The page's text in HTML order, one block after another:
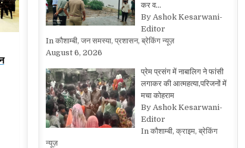
कर व…
By Ashok Kesarwani-
Editor
In कौशाम्बी, जन समस्या, प्रशासन, ब्रेकिंग न्यूज़
August 6, 2026
प्रेम प्रसंग में नाबालिग ने फांसी
लगाकर की आत्महत्या,परिजनों में
मचा कोहराम
By Ashok Kesarwani-
Editor
In कौशाम्बी, क्राइम, ब्रेकिंग
न्यूज़